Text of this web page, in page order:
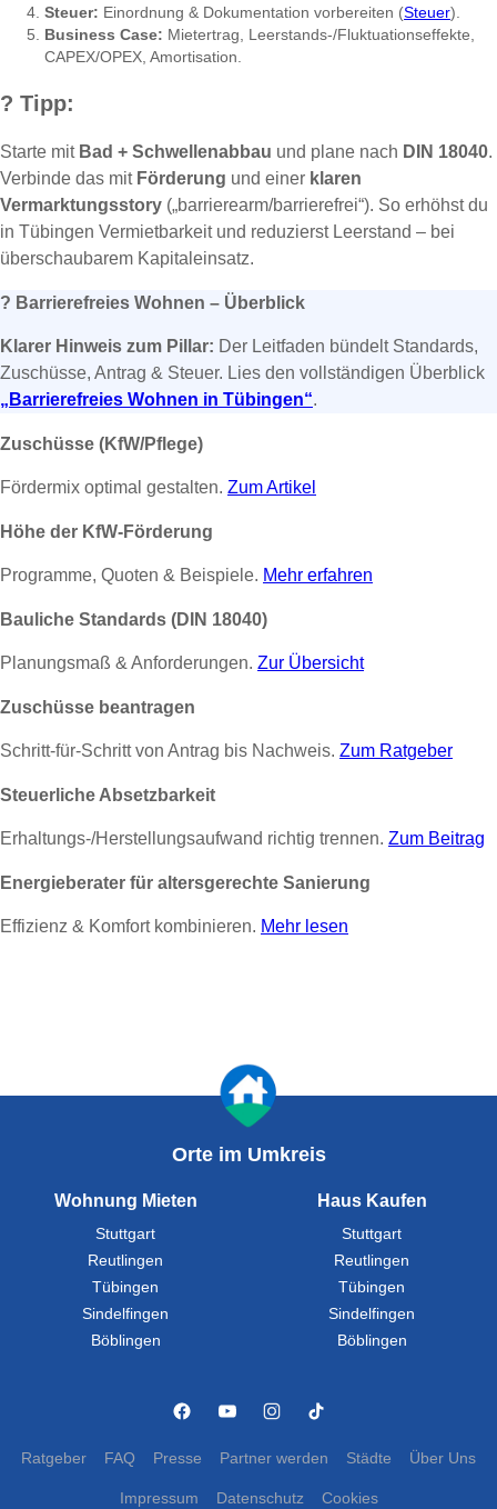
Steuer: Einordnung & Dokumentation vorbereiten (Steuer).
Business Case: Mietertrag, Leerstands-/Fluktuationseffekte,
CAPEX/OPEX, Amortisation.
? Tipp:
Starte mit Bad + Schwellenabbau und plane nach DIN 18040.
Verbinde das mit Förderung und einer klaren
Vermarktungsstory („barrierearm/barrierefrei“). So erhöhst du
in Tübingen Vermietbarkeit und reduzierst Leerstand – bei
überschaubarem Kapitaleinsatz.
? Barrierefreies Wohnen – Überblick
Klarer Hinweis zum Pillar: Der Leitfaden bündelt Standards,
Zuschüsse, Antrag & Steuer. Lies den vollständigen Überblick
„Barrierefreies Wohnen in Tübingen“.
Zuschüsse (KfW/Pflege)
Fördermix optimal gestalten. Zum Artikel
Höhe der KfW-Förderung
Programme, Quoten & Beispiele. Mehr erfahren
Bauliche Standards (DIN 18040)
Planungsmaß & Anforderungen. Zur Übersicht
Zuschüsse beantragen
Schritt-für-Schritt von Antrag bis Nachweis. Zum Ratgeber
Steuerliche Absetzbarkeit
Erhaltungs-/Herstellungsaufwand richtig trennen. Zum Beitrag
Energieberater für altersgerechte Sanierung
Effizienz & Komfort kombinieren. Mehr lesen
Orte im Umkreis
Wohnung Mieten
Stuttgart
Reutlingen
Tübingen
Sindelfingen
Böblingen
Haus Kaufen
Stuttgart
Reutlingen
Tübingen
Sindelfingen
Böblingen
Ratgeber FAQ Presse Partner werden Städte Über Uns
Impressum Datenschutz Cookies